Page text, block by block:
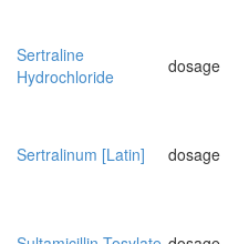
Sertraline
Hydrochloride
dosage
Sertralinum [Latin] dosage